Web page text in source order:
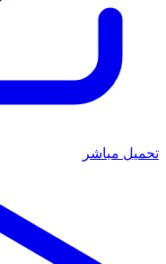
تحميل مباشر